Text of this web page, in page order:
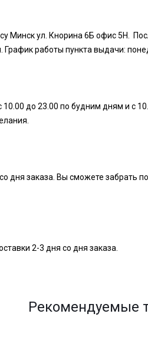
Минск ул. Кнорина 6Б офис 5Н.
работы пункта выдачи:
до 23.00 по будним дням и с
дня заказа. Вы сможете забрать
2-3 дня со дня заказа.
Рекомендуемые